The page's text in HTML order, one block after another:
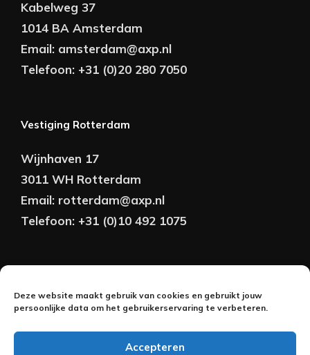
Deze website maakt gebruik van cookies en gebruikt jouw
persoonlijke data om het gebruikerservaring te verbeteren.
Accepteren
Kabelweg 37
1014 BA Amsterdam
Email: amsterdam@axp.nl
Telefoon: +31 (0)20 280 7050
Vestiging Rotterdam
Wijnhaven 17
3011 WH Rotterdam
Email: rotterdam@axp.nl
Telefoon: +31 (0)10 492 1075
Onderhoud: